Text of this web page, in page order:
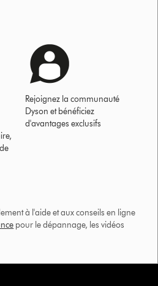
Rejoignez la communauté
Dyson et bénéficiez
d'avantages exclusifs
à l'aide et aux conseils en ligne
pour le dépannage, les vidéos